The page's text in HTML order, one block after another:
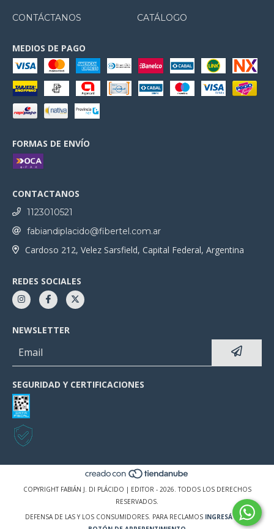
CONTÁCTANOS CATÁLOGO
MEDIOS DE PAGO
FORMAS DE ENVÍO
CONTACTANOS
1123010521
fabiandiplacido@fibertel.com.ar
Cardoso 212, Velez Sarsfield, Capital Federal, Argentina
REDES SOCIALES
NEWSLETTER
SEGURIDAD Y CERTIFICACIONES
COPYRIGHT FABIÁN J. DI PLÁCIDO | EDITOR - 2026. TODOS LOS DERECHOS
RESERVADOS.
DEFENSA DE LAS Y LOS CONSUMIDORES. PARA RECLAMOS INGRESÁ ACÁ.